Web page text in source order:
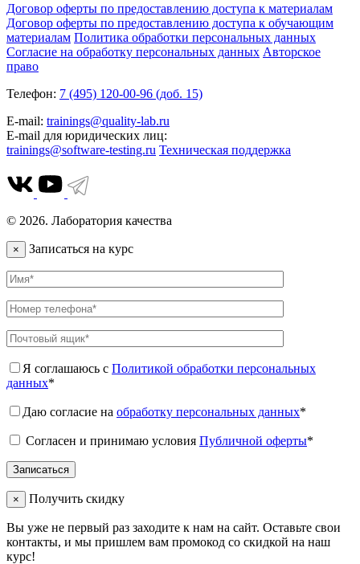
Договор оферты по предоставлению доступа к материалам
Договор оферты по предоставлению доступа к обучающим
материалам Политика обработки персональных данных
Согласие на обработку персональных данных Авторское
право
Телефон: 7 (495) 120-00-96 (доб. 15)
E-mail: trainings@quality-lab.ru
E-mail для юридических лиц:
trainings@software-testing.ru Техническая поддержка
© 2026. Лаборатория качества
× Записаться на курс
Я соглашаюсь с Политикой обработки персональных
данных*
Даю согласие на обработку персональных данных*
Согласен и принимаю условия Публичной оферты*
× Получить скидку
Вы уже не первый раз заходите к нам на сайт. Оставьте свои
контакты, и мы пришлем вам промокод со скидкой на наш
курс!